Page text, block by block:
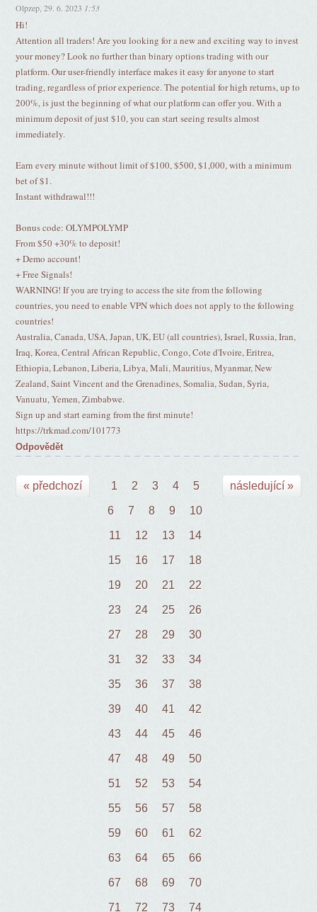
Olpzep ,29. 6. 2023 1:53
Hi!
Attention all traders! Are you looking for a new and exciting way to invest
your money? Look no further than binary options trading with our
platform. Our user-friendly interface makes it easy for anyone to start
trading, regardless of prior experience. The potential for high returns, up to
200%, is just the beginning of what our platform can offer you. With a
minimum deposit of just $10, you can start seeing results almost
immediately.
Earn every minute without limit of $100, $500, $1,000, with a minimum
bet of $1.
Instant withdrawal!!!
Bonus code: OLYMPOLYMP
From $50 +30% to deposit!
+ Demo account!
+ Free Signals!
WARNING! If you are trying to access the site from the following
countries, you need to enable VPN which does not apply to the following
countries!
Australia, Canada, USA, Japan, UK, EU (all countries), Israel, Russia, Iran,
Iraq, Korea, Central African Republic, Congo, Cote d'Ivoire, Eritrea,
Ethiopia, Lebanon, Liberia, Libya, Mali, Mauritius, Myanmar, New
Zealand, Saint Vincent and the Grenadines, Somalia, Sudan, Syria,
Vanuatu, Yemen, Zimbabwe.
Sign up and start earning from the first minute!
https://trkmad.com/101773
Odpovědět
« předchozí 1 2 3 4 5
6 7 8 9 10
11 12 13 14
15 16 17 18
19 20 21 22
23 24 25 26
27 28 29 30
31 32 33 34
35 36 37 38
39 40 41 42
43 44 45 46
47 48 49 50
51 52 53 54
55 56 57 58
59 60 61 62
63 64 65 66
67 68 69 70
71 72 73 74
následující »